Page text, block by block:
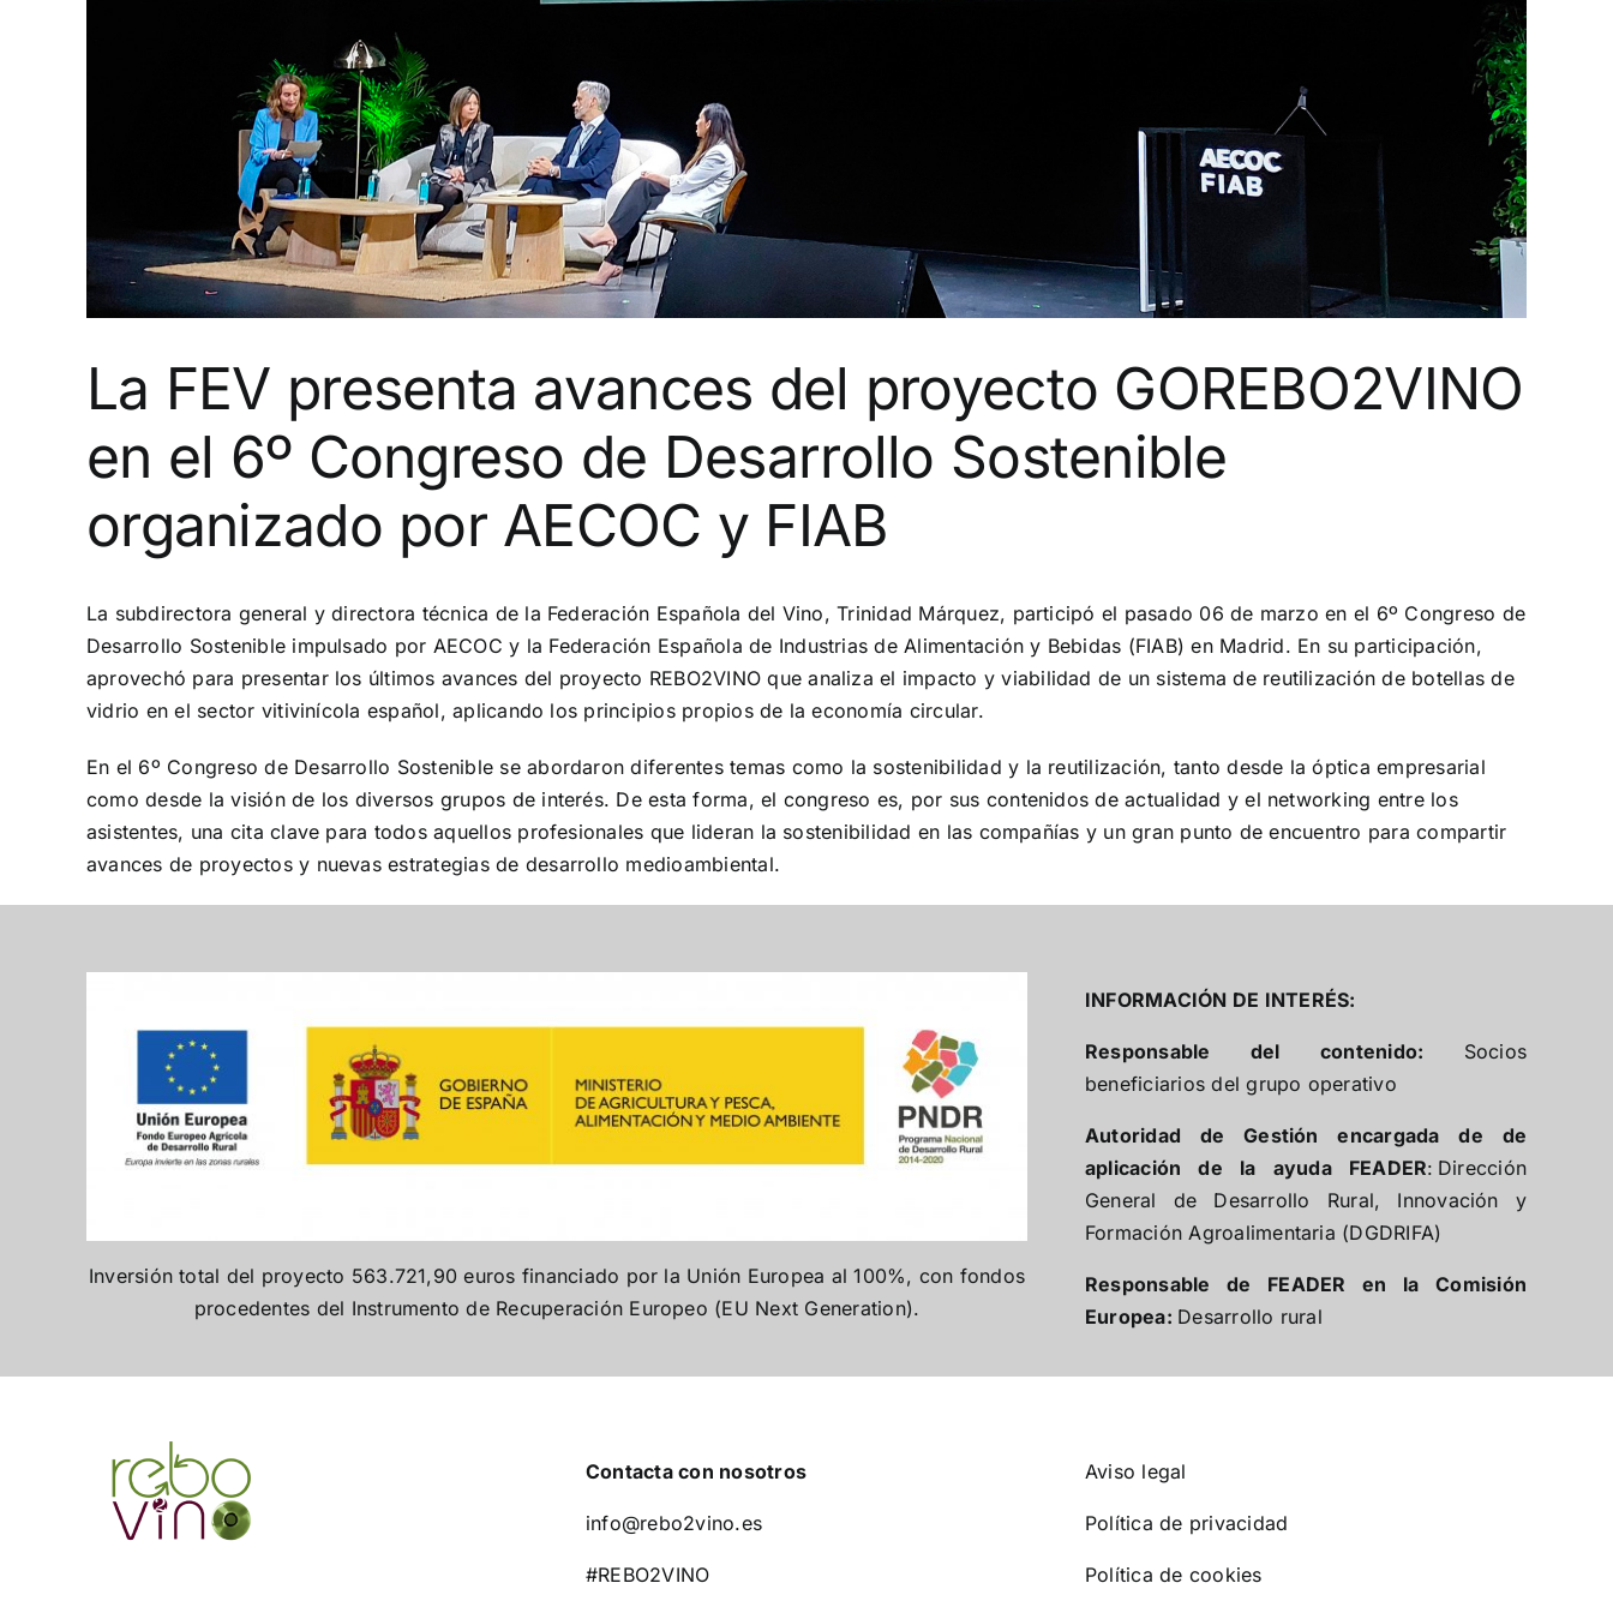
La FEV presenta avances del proyecto GOREBO2VINO
en el 6º Congreso de Desarrollo Sostenible
organizado por AECOC y FIAB
La subdirectora general y directora técnica de la Federación Española del Vino, Trinidad Márquez, participó el pasado 06 de marzo en el 6º Congreso de
Desarrollo Sostenible impulsado por AECOC y la Federación Española de Industrias de Alimentación y Bebidas (FIAB) en Madrid. En su participación,
aprovechó para presentar los últimos avances del proyecto REBO2VINO que analiza el impacto y viabilidad de un sistema de reutilización de botellas de
vidrio en el sector vitivinícola español, aplicando los principios propios de la economía circular.
En el 6º Congreso de Desarrollo Sostenible se abordaron diferentes temas como la sostenibilidad y la reutilización, tanto desde la óptica empresarial
como desde la visión de los diversos grupos de interés. De esta forma, el congreso es, por sus contenidos de actualidad y el networking entre los
asistentes, una cita clave para todos aquellos profesionales que lideran la sostenibilidad en las compañías y un gran punto de encuentro para compartir
avances de proyectos y nuevas estrategias de desarrollo medioambiental.
Inversión total del proyecto 563.721,90 euros financiado por la Unión Europea al 100%, con fondos
procedentes del Instrumento de Recuperación Europeo (EU Next Generation).
INFORMACIÓN DE INTERÉS:
Responsable del contenido: Socios
beneficiarios del grupo operativo
Autoridad de Gestión encargada de de
aplicación de la ayuda FEADER: Dirección
General de Desarrollo Rural, Innovación y
Formación Agroalimentaria (DGDRIFA)
Responsable de FEADER en la Comisión
Europea: Desarrollo rural
Contacta con nosotros
info@rebo2vino.es
#REBO2VINO
Aviso legal
Política de privacidad
Política de cookies